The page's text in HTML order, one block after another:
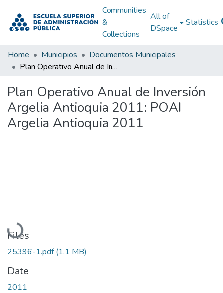
Communities
&
Collections
All of
DSpace
Statistics
Home Municipios
Documentos Municipales
Plan Operativo Anual de Inversión Argelia Antioquia 2011: POAI Argelia Antioquia 2011
Plan Operativo Anual de Inversión
Argelia Antioquia 2011: POAI
Argelia Antioquia 2011
Loading...
Files
25396-1.pdf(1.1 MB)
Date
2011